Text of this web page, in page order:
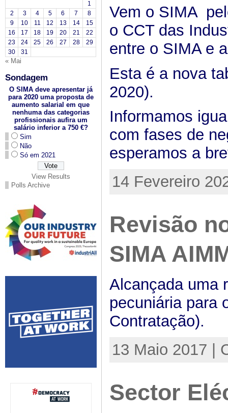
1
2
3 4 5 6 7
8
9
10 11 12 13 14
15
16
17 18 19 20 21
22
23
24 25 26 27 28
29
30
31
« Mai
Sondagem
O SIMA deve apresentar já
para 2020 uma proposta de
aumento salarial em que
nenhuma das categorias
profissionais aufira um
salário inferior a 750 €?
Sim
Não
Só em 2021
View Results
Polls Archive
Vem o SIMA
o CCT das
entre o SIMA e
Esta é a nova
2020).
Informamos
com fases de
esperamos a
14 Fevereiro
Revisão
SIMA
Alcançada uma
pecuniária para
Contratação).
13 Maio 2017 |
Sector